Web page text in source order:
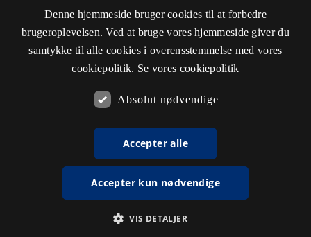
Denne hjemmeside bruger cookies til at forbedre
brugeroplevelsen. Ved at bruge vores hjemmeside giver du
samtykke til alle cookies i overensstemmelse med vores
cookiepolitik. Se vores cookiepolitik
Absolut nødvendige
Accepter alle
Accepter kun nødvendige
VIS DETALJER